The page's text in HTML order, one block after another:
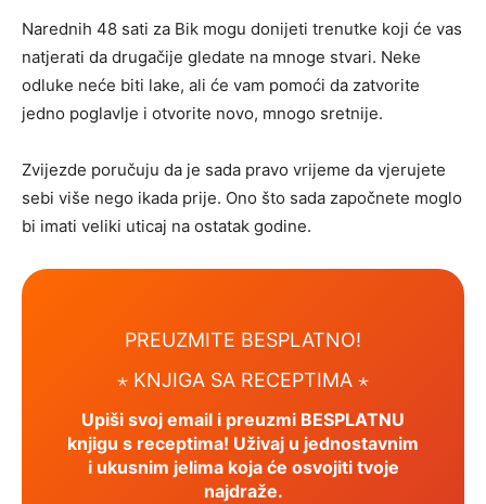
Narednih 48 sati za Bik mogu donijeti trenutke koji će vas
natjerati da drugačije gledate na mnoge stvari. Neke
odluke neće biti lake, ali će vam pomoći da zatvorite
jedno poglavlje i otvorite novo, mnogo sretnije.
Zvijezde poručuju da je sada pravo vrijeme da vjerujete
sebi više nego ikada prije. Ono što sada započnete moglo
bi imati veliki uticaj na ostatak godine.
PREUZMITE BESPLATNO!
⋆ KNJIGA SA RECEPTIMA ⋆
Upiši svoj email i preuzmi BESPLATNU
knjigu s receptima! Uživaj u jednostavnim
i ukusnim jelima koja će osvojiti tvoje
najdraže.